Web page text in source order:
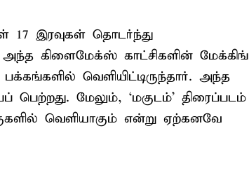
17 இரவுகள் தொடர்ந்து
அந்த கிளைமேக்ஸ் காட்சிகளின் மேக்கிங்
வெளியிட்டிருந்தார். அந்த
மேலும், ‘மகுடம்’ திரைப்படம்
வெளியாகும் என்று ஏற்கனவே